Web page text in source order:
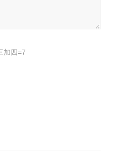
加四=7